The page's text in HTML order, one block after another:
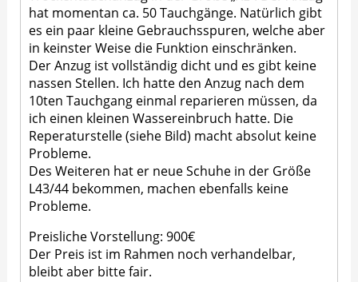
hat momentan ca. 50 Tauchgänge. Natürlich gibt
es ein paar kleine Gebrauchsspuren, welche aber
in keinster Weise die Funktion einschränken.
Der Anzug ist vollständig dicht und es gibt keine
nassen Stellen. Ich hatte den Anzug nach dem
10ten Tauchgang einmal reparieren müssen, da
ich einen kleinen Wassereinbruch hatte. Die
Reperaturstelle (siehe Bild) macht absolut keine
Probleme.
Des Weiteren hat er neue Schuhe in der Größe
L43/44 bekommen, machen ebenfalls keine
Probleme.
Preisliche Vorstellung: 900€
Der Preis ist im Rahmen noch verhandelbar,
bleibt aber bitte fair.